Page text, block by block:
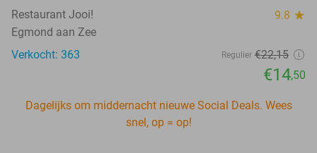
Restaurant Jooi! 9.8 star
Egmond aan Zee
Verkocht: 363
Regulier €22,15
€14,50
Dagelijks om middernacht nieuwe Social Deals. Wees
snel, op = op!